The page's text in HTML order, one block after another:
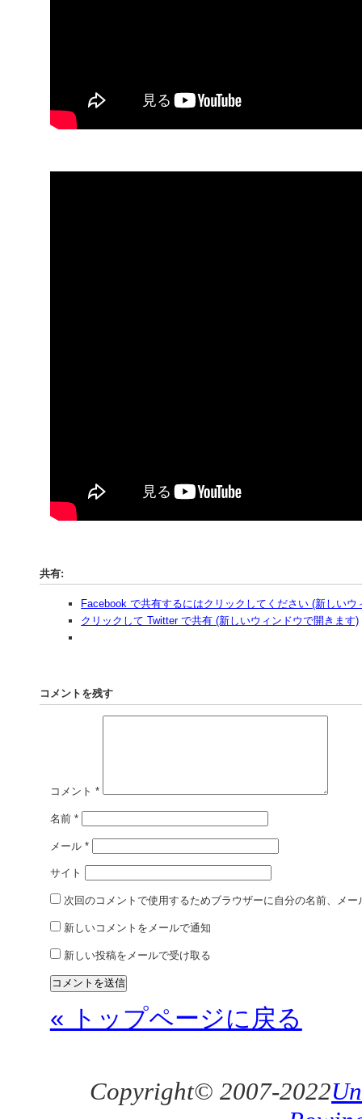
共有:
Facebook で共有するにはクリックしてください (新しいウ
クリックして Twitter で共有 (新しいウィンドウで開きます)
コメントを残す
コメント *
名前 *
メール *
サイト
次回のコメントで使用するためブラウザーに自分の名前、メ
新しいコメントをメールで通知
新しい投稿をメールで受け取る
« トップページに戻る
Copyright© 2007-2022